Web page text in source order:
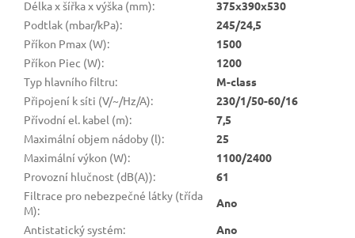
Délka x šířka x výška (mm):
375x390x530
Podtlak (mbar/kPa):
245/24,5
Příkon Pmax (W):
1500
Příkon Piec (W):
1200
Typ hlavního filtru:
M-class
Připojení k síti (V/~/Hz/A):
230/1/50-60/16
Přívodní el. kabel (m):
7,5
Maximální objem nádoby (l):
25
Maximální výkon (W):
1100/2400
Provozní hlučnost (dB(A)):
61
Filtrace pro nebezpečné látky (třída
M):
Ano
Antistatický systém:
Ano